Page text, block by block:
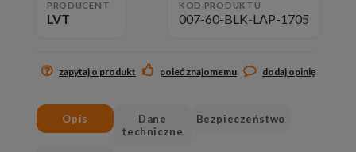
PRODUCENT
LVT
KOD PRODUKTU
007-60-BLK-LAP-1705
zapytaj o produkt poleć znajomemu dodaj opinię
Opis
Dane
techniczne
Bezpieczeństwo